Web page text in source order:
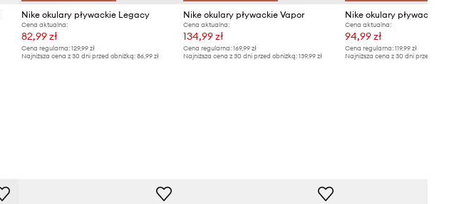
Nike okulary pływackie Legacy
Cena aktualna:
82,99 zł
Cena regularna: 129,99 zł
Najniższa cena z 30 dni przed obniżką: 86,99 zł
Nike okulary pływackie Vapor
Cena aktualna:
134,99 zł
Cena regularna:169,99 zł
Najniższa cena z 30 dni przed obniżką:139,99 zł
Nike okulary pływackie
Cena aktualna:
94,99 zł
Cena regularna: 119,99 zł
Najniższa cena z 30 dni przed obniżką: